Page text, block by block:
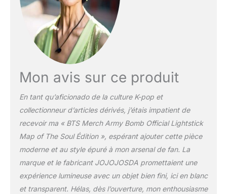
Mon avis sur ce produit
En tant qu’aficionado de la culture K-pop et
collectionneur d’articles dérivés, j’étais impatient de
recevoir ma « BTS Merch Army Bomb Official Lightstick
Map of The Soul Édition », espérant ajouter cette pièce
moderne et au style épuré à mon arsenal de fan. La
marque et le fabricant JOJOJOSDA promettaient une
expérience lumineuse avec un objet bien fini, ici en blanc
et transparent. Hélas, dès l’ouverture, mon enthousiasme